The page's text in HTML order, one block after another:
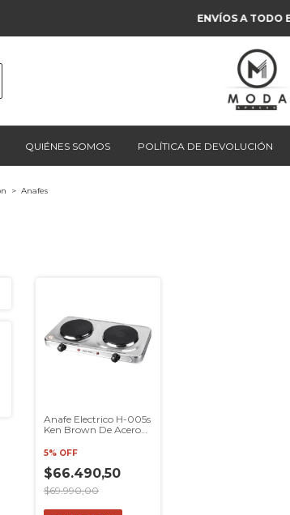
ENVÍOS A TODO
QUIÉNES SOMOS POLÍTICA DE DEVOLUCIÓN
> Anafes
Anafe Electrico H-005s
Ken Brown De Acero
5% OFF
$66.490,50
$69.990,00